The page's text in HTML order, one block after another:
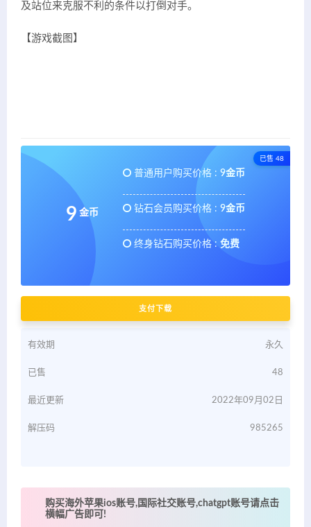
及站位来克服不利的条件以打倒对手。
【游戏截图】
已售 48
9 金币
普通用户购买价格 : 9金币
钻石会员购买价格 : 9金币
终身钻石购买价格 : 免费
支付下载
有效期 永久
已售 48
最近更新 2022年09月02日
解压码 985265
购买海外苹果ios账号,国际社交账号,chatgpt账号请点击
横幅广告即可!